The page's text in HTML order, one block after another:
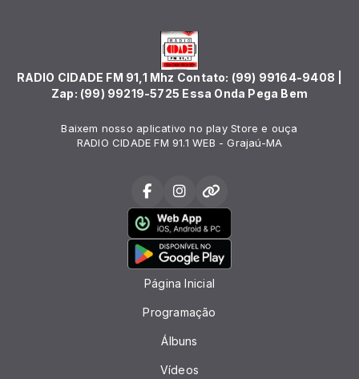
RADIO CIDADE FM 91,1 Mhz Contato: (99) 99164-9408 |
Zap: (99) 99219-5725 Essa Onda Pega Bem
Baixem nosso aplicativo no play Store e ouça
RADIO CIDADE FM 91.1 WEB - Grajaú-MA
Página Inicial
Programação
Álbuns
Vídeos